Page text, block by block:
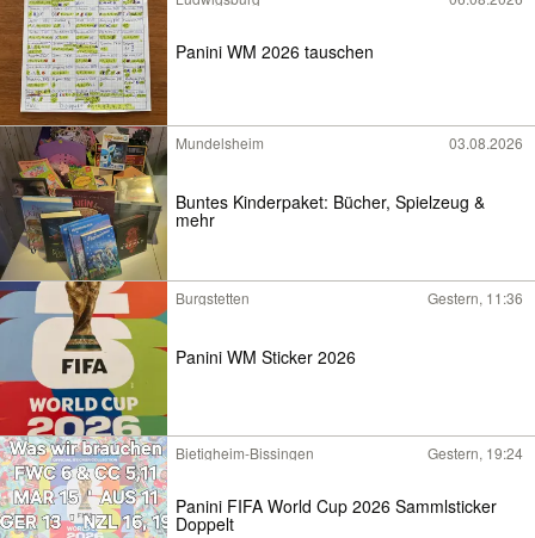
Panini WM 2026 tauschen
Mundelsheim 03.08.2026
Buntes Kinderpaket: Bücher, Spielzeug &
mehr
Burgstetten Gestern, 11:36
Panini WM Sticker 2026
Bietigheim-Bissingen Gestern, 19:24
Panini FIFA World Cup 2026 Sammlsticker
Doppelt